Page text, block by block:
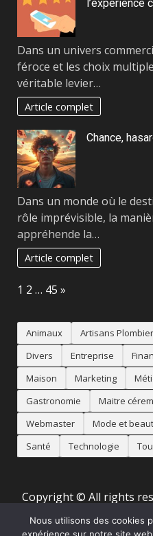
l’expérience
Dans un univers
féroce et les choix
véritable levier…
Article complet
Chance,
Dans un monde où le
rôle imprévisible, la
appréhende la…
Article complet
Page:
1 2 … 45 Next
»
Animaux Artisans Plombier
Divers
Entreprise
Maison
Marketing
Gastronomie
Maitre
Webmaster
Mode et
Santé
Technologie
Copyright © All rights
Nous utilisons des cookies